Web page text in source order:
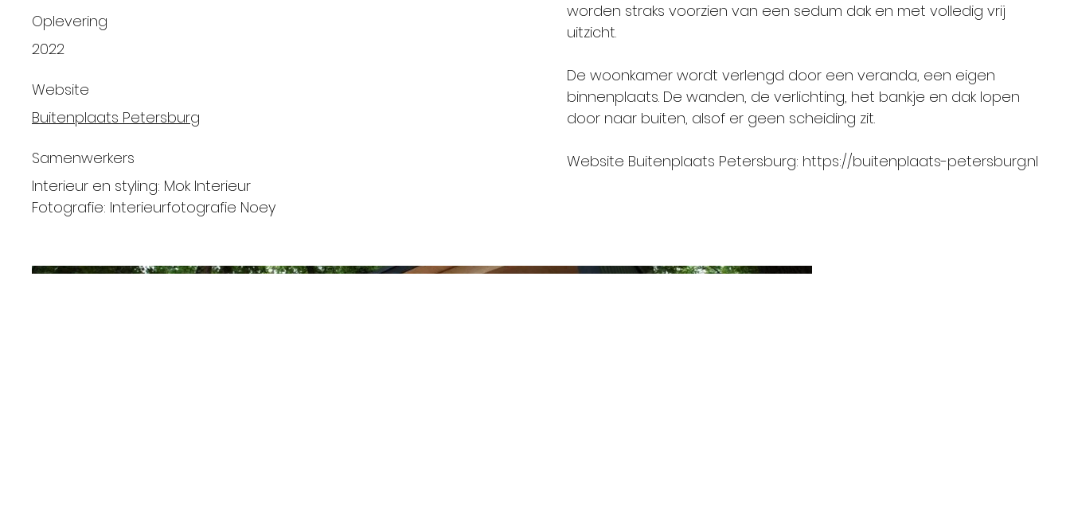
Oplevering
2022
Website
Buitenplaats Petersburg
Samenwerkers
Interieur en styling: Mok Interieur
Fotografie: Interieurfotografie Noey
worden straks voorzien van een sedum dak en met volledig vrij
uitzicht.
De woonkamer wordt verlengd door een veranda, een eigen
binnenplaats. De wanden, de verlichting, het bankje en dak lopen
door naar buiten, alsof er geen scheiding zit.
Website Buitenplaats Petersburg: https://buitenplaats-petersburg.nl